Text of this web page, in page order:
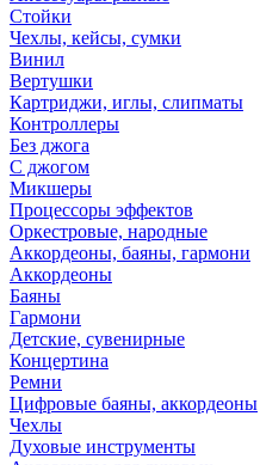
Стойки
Чехлы, кейсы, сумки
Винил
Вертушки
Картриджи, иглы, слипматы
Контроллеры
Без джога
С джогом
Микшеры
Процессоры эффектов
Оркестровые, народные
Аккордеоны, баяны, гармони
Аккордеоны
Баяны
Гармони
Детские, сувенирные
Концертина
Ремни
Цифровые баяны, аккордеоны
Чехлы
Духовые инструменты